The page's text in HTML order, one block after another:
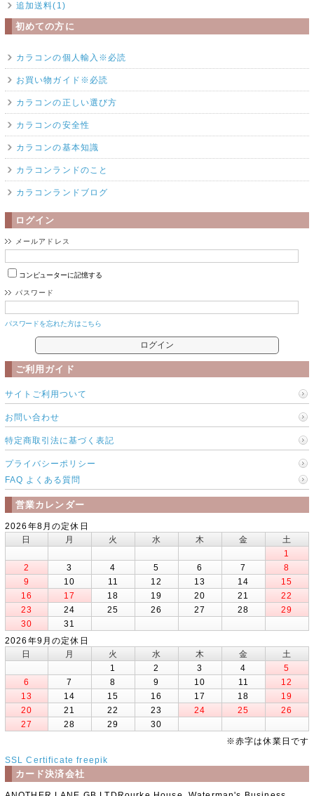
追加送料(1)
初めての方に
カラコンの個人輸入※必読
お買い物ガイド※必読
カラコンの正しい選び方
カラコンの安全性
カラコンの基本知識
カラコンランドのこと
カラコンランドブログ
ログイン
メールアドレス
コンピューターに記憶する
パスワード
パスワードを忘れた方はこちら
ご利用ガイド
サイトご利用ついて
お問い合わせ
特定商取引法に基づく表記
プライバシーポリシー
FAQ よくある質問
営業カレンダー
2026年8月の定休日
日
月 火 水 木 金
土
1
2
3 4 5 6 7
8
9
10 11 12 13 14
15
16
17 18 19 20 21
22
23
24 25 26 27 28
29
30
31
2026年9月の定休日
日
月 火 水 木 金
土
1
2 3 4
5
6
7 8 9 10 11
12
13
14 15 16 17 18
19
20
21 22 23 24 25
26
27
28 29
30
※赤字は休業日です
SSL Certificate freepik
カード決済会社